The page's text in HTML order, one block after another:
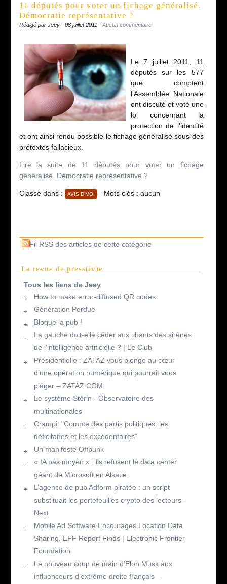
11 députés pour voter un fichage généralisé.
Démocratie représentative ?
Rédigé par Jeey - 08 juillet 2011 - Aucun commentaire
Le 7 juillet 2011, 11
députés sur les 577
que comptent
l'Assemblée Nationale
ont discuté et voté une
loi concernant la
protection de l'identité
et ont ainsi rendu possible le fichage généralisé sous des
prétextes fallacieux.
Lire la suite de 11 députés pour voter un fichage
généralisé. Démocratie représentative ?
Classé dans : AVIS D'MOI - Mots clés : aucun
Fil RSS des articles de cette catégorie
La revue de press(iv)e
Tous les liens de Jeey
How to make error-diffused QR codes
Génération Perdue
Bloque la pub !
La gauche doit-elle céder aux chants des sirènes
de l’intelligence artificielle ? | Le Club
Présidentielle : ZATAZ vous plonge au cœur
d’une opération numérique qui pourrait vous
piéger – ZATAZ.COM
Le système Stérin - Observatoire des
multinationales
Crampi: "Compte des partis politiques: les
déficitaires et les excédentaires"
Un manifeste Offpunk
« IA pas moyen » : ils refusent le data center
géant de Microsoft en Alsace
L’agence de pub Adform piratée : un script
substituait les portefeuilles crypto des lecteurs -
Next
Mobile Ad Software Encourages Location Data
Sharing, EFF Report Finds | Electronic Frontier
Foundation
Le nouveau coup de main d’Elon Musk aux
influenceurs d’extrême droite français –